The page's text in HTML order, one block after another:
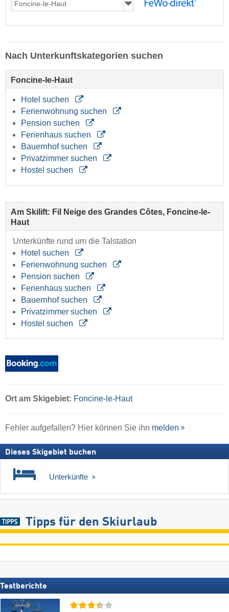
Nach Unterkunftskategorien suchen
Foncine-le-Haut
Hotel suchen
Ferienwohnung suchen
Pension suchen
Ferienhaus suchen
Bauernhof suchen
Privatzimmer suchen
Hostel suchen
Am Skilift: Fil Neige des Grandes Côtes, Foncine-le-
Haut
Unterkünfte rund um die Talstation
Hotel suchen
Ferienwohnung suchen
Pension suchen
Ferienhaus suchen
Bauernhof suchen
Privatzimmer suchen
Hostel suchen
Ort am Skigebiet: Foncine-le-Haut
Fehler aufgefallen? Hier können Sie ihn melden
Dieses Skigebiet buchen
Unterkünfte
Tipps für den Skiurlaub
Testberichte